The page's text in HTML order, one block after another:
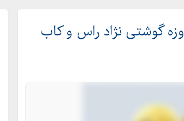
گوشتی نژاد راس و کاب